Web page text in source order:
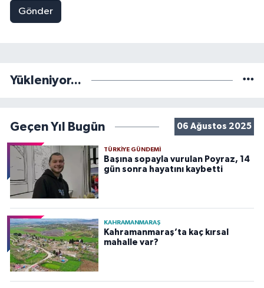
Gönder
Yükleniyor...
Geçen Yıl Bugün 06 Ağustos 2025
TÜRKIYE GÜNDEMI
Başına sopayla vurulan Poyraz, 14
gün sonra hayatını kaybetti
KAHRAMANMARAŞ
Kahramanmaraş’ta kaç kırsal
mahalle var?